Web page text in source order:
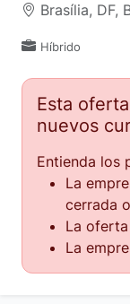
Brasília, DF,
Híbrido
Esta
nuevos
Entienda los
La
cerrada
La
La